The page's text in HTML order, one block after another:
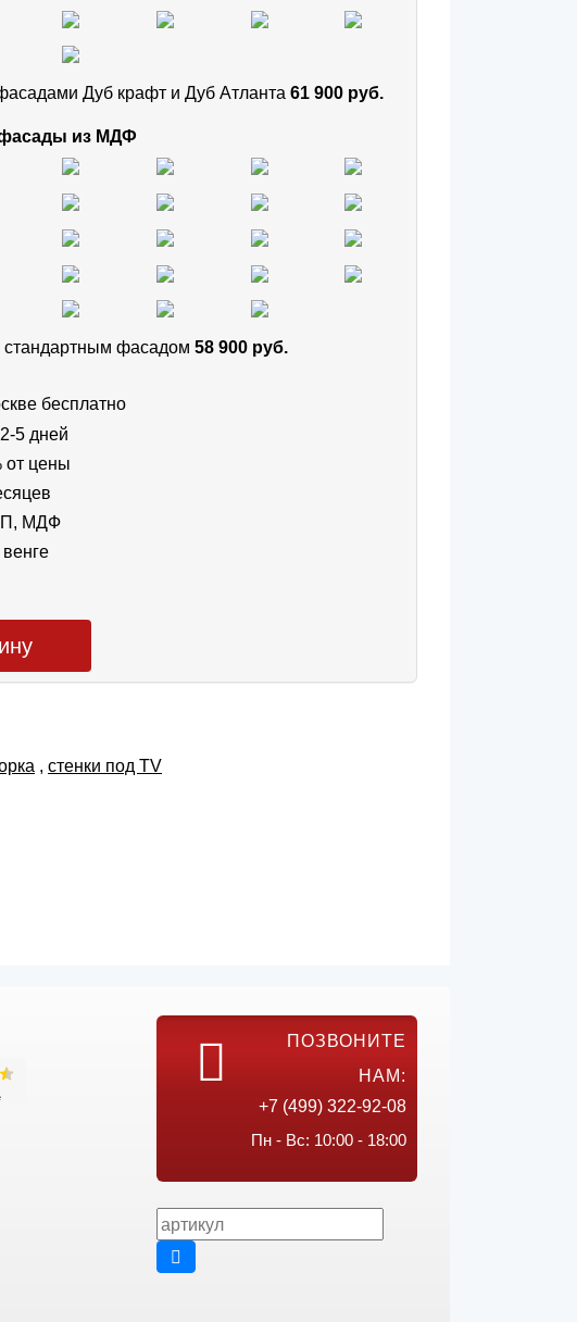
Дуб крафт и Дуб Атланта 61 900 руб.
из МДФ
стандартным фасадом 58 900 руб.
бесплатно
5 дней
от цены
МДФ
, cтенки под TV
ПОЗВОНИТЕ
НАМ:
+7 (499) 322-92-08
Пн - Вс: 10:00 - 18:00